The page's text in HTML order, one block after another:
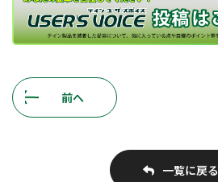
前へ
一覧に戻る